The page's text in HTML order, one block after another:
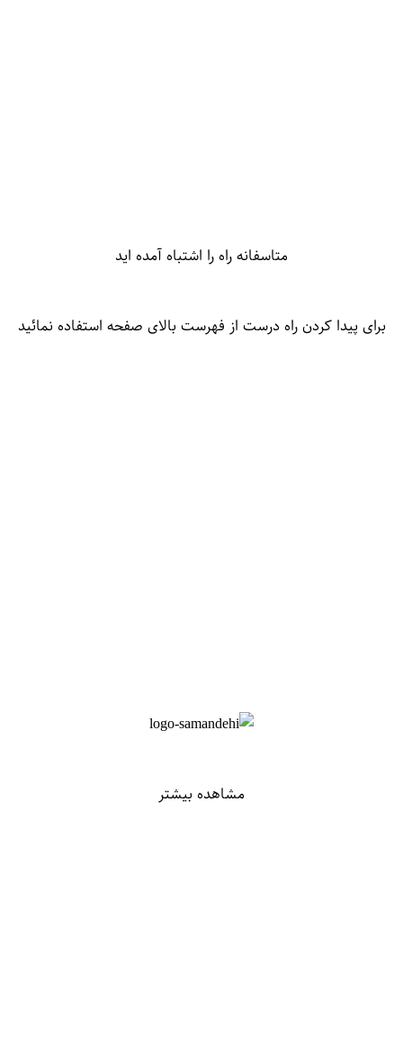
متاسفانه راه را اشتباه آمده اید
برای پیدا کردن راه درست از فهرست بالای صفحه استفاده نمائید
مشاهده بیشتر